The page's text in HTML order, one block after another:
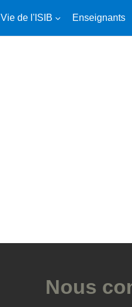
Vie de l'ISIB Enseignants
Nous